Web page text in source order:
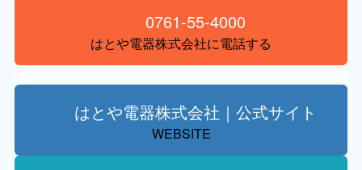
0761-55-4000
はとや電器株式会社に電話する
はとや電器株式会社｜公式サイト
WEBSITE